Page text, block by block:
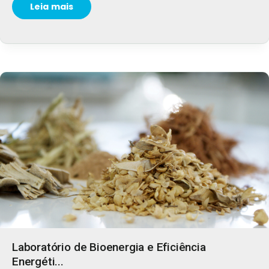
Leia mais
Laboratório de Bioenergia e Eficiência
Energéti...